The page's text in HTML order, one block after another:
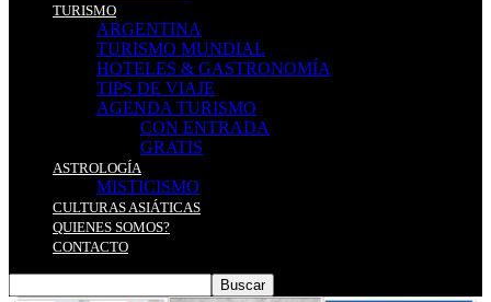
TURISMO
ARGENTINA
TURISMO MUNDIAL
HOTELES & GASTRONOMÍA
TIPS DE VIAJE
AGENDA TURISMO
CON ENTRADA
GRATIS
ASTROLOGÍA
MISTICISMO
CULTURAS ASIÁTICAS
QUIENES SOMOS?
CONTACTO